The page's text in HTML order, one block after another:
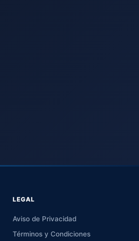
LEGAL
Aviso de Privacidad
Términos y Condiciones